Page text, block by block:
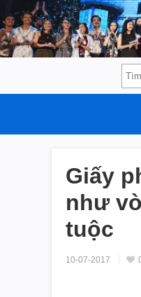
Giấy
như
tuộc
10-07-2017